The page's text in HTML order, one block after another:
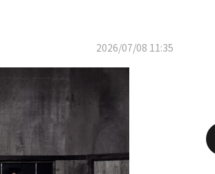
2026/07/08 11:35